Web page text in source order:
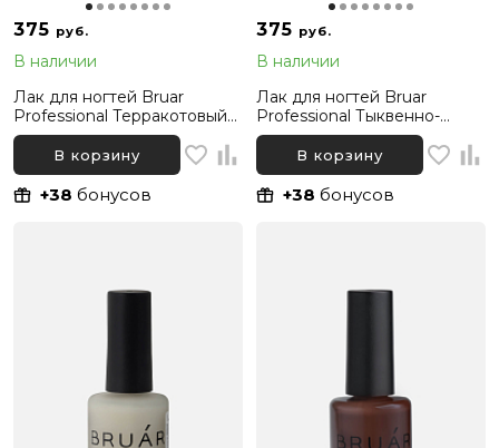
375 руб.
В наличии
Лак для ногтей Bruar
Professional Терракотовый
093, 11 мл
В корзину
+38 бонусов
375 руб.
В наличии
Лак для ногтей Bruar
Professional Тыквенно-
оранжевый 092, 11 мл
В корзину
+38 бонусов